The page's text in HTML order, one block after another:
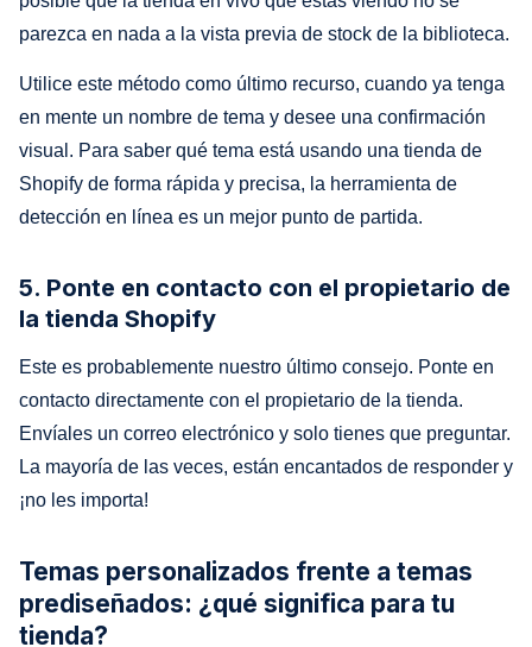
parezca en nada a la vista previa de stock de la biblioteca.
Utilice este método como último recurso, cuando ya tenga
en mente un nombre de tema y desee una confirmación
visual. Para saber qué tema está usando una tienda de
Shopify de forma rápida y precisa, la herramienta de
detección en línea es un mejor punto de partida.
5. Ponte en contacto con el propietario de
la tienda Shopify
Este es probablemente nuestro último consejo. Ponte en
contacto directamente con el propietario de la tienda.
Envíales un correo electrónico y solo tienes que preguntar.
La mayoría de las veces, están encantados de responder y
¡no les importa!
Temas personalizados frente a temas
prediseñados: ¿qué significa para tu
tienda?